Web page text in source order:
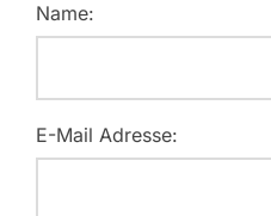
Name:
E-Mail Adresse: